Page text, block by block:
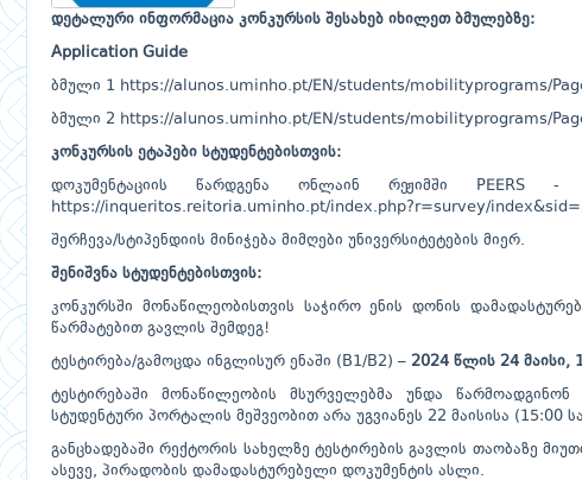
დეტალური ინფორმაცია კონკურსის შესახებ იხილეთ ბმულებზე:
Application Guide
ბმული 1 https://alunos.uminho.pt/EN/students/mobilityprograms/
ბმული 2 https://alunos.uminho.pt/EN/students/mobilityprograms/
კონკურსის ეტაპები სტუდენტებისთვის:
დოკუმენტაციის წარდგენა ონლაინ რეჟიმში PEERS
https://inqueritos.reitoria.uminho.pt/index.php?r=survey/
შერჩევა/სტიპენდიის მინიჭება მიმღები უნივერსიტეტების მიერ.
შენიშვნა სტუდენტებისთვის:
კონკურსში მონაწილეობისთვის საჭირო ენის დონის
წარმატებით გავლის შემდეგ!
ტესტირება/გამოცდა ინგლისურ ენაში (B1/B2) – 2024 წლის 24 მაისი,
ტესტირებაში მონაწილეობის მსურველებმა უნდა
სტუდენტური პორტალის მეშვეობით არა უგვიანეს 22 მაისისა (15:00
განცხადებაში რექტორის სახელზე ტესტირების გავლის თაობაზე
ასევე, პირადობის დამადასტურებელი დოკუმენტის ასლი.